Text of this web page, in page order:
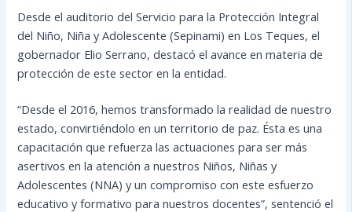
Desde el auditorio del Servicio para la Protección Integral
del Niño, Niña y Adolescente (Sepinami) en Los Teques, el
gobernador Elio Serrano, destacó el avance en materia de
protección de este sector en la entidad.
“Desde el 2016, hemos transformado la realidad de nuestro
estado, convirtiéndolo en un territorio de paz. Ésta es una
capacitación que refuerza las actuaciones para ser más
asertivos en la atención a nuestros Niños, Niñas y
Adolescentes (NNA) y un compromiso con este esfuerzo
educativo y formativo para nuestros docentes”, sentenció el